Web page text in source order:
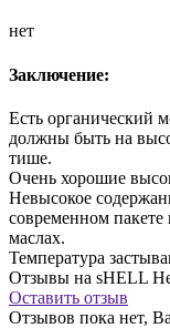
нет
Заключение:
Есть органический
должны быть на
тише.
Очень хорошие
Невысокое
современном
маслах.
Температура
Отзывы на sHELL
Оставить отзыв
Отзывов пока нет,